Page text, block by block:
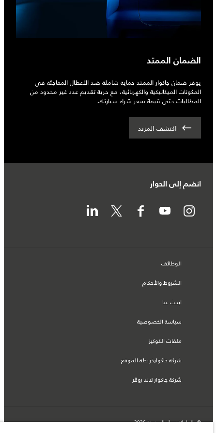
الضمان الممتد
يوفر ضمان جاكوار الممتد حماية شاملة ضد الأعطال المفاجئة في
المكونات الميكانيكية والكهربائية، مع حرية تقديم عدد غير محدود من
المطالبات حتى قيمة سعر شراء سيارتك.
اكتشف المزيد
انضم إلى الحوار
الوظائف
الشروط والأحكام
ابحث عنا
سياسة الخصوصية
ملفات الكوكيز
شركة جاكوارخريطة الموقع
شركة جاكوار لاند روڤر
© جاكوار لاند روڨر المحدودة 2026